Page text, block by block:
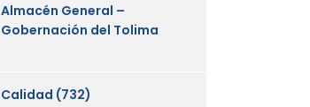
Almacén General –
Gobernación del Tolima
Calidad (732)